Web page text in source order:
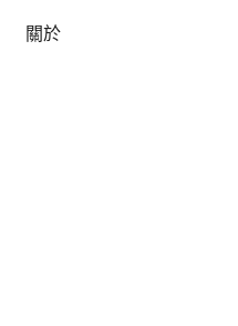
關於